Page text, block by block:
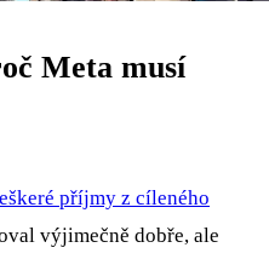
Meta musí
příjmy z cíleného
výjimečně dobře, ale